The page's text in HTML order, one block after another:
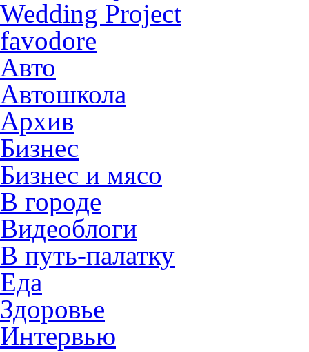
Wedding Project
favodore
Авто
Автошкола
Архив
Бизнес
Бизнес и мясо
В городе
Видеоблоги
В путь-палатку
Еда
Здоровье
Интервью